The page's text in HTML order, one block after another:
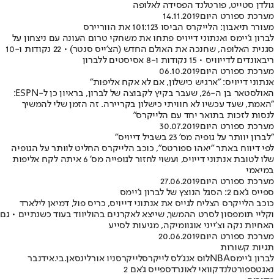
גולדן סטייט, פורטלנד הפסידה לאלופה
מערכת ספורט היום14.11.2019
מעורר תיאבון: הלייקרס הביסו 101:123 את הווריירס
לברון ג'יימס ואנתוני דייויס פתחו את משחקי טרום העונה עם ניצחון על
סגנית האלופה, שחנכה את האולם החדש (הצ'ייס סנטר) • 22 נקודות ו-10
ריבאונדים לדייוויס • 15 נקודות ו-8 אסיסטים ללברון
מערכת ספורט היום06.10.2019
אנתוני דייויס: "ארגיש כישלון, אם לא אקח אליפות"
האולסטאר בן ה-26, שעבר בקיץ לקבוצה של לברון, בראיון כן ל-ESPN:
"האמת, שעד עכשיו לא חוויתי כישלון בקריירה. זה הזמן שלי להמשיך
לנסות לזכות בתואר יחד עם הלייקרס"
מערכת ספורט היום30.07.2019
"לברון יוותר על גופיה מס' 23 בשביל דייויס"
לפי דיווח באתר "יאהו ספורטס", כוכב הלייקרס החליט לוותר על הגופיה
שלו לטובת אנתוני דייויס, ועשוי לחזור לגופייה מס' 6 איתה לקח אליפות
במיאמי
מערכת ספורט היום27.06.2019
ספייס ג'אם 2: הסגל הנוצץ של לברון ג'יימס
כוכב הלייקרס הצליח לגייס את אנתוני דייויס, כריס פול, דמיאן לילארד
וקליי תומפסון לסרט ההמשך, שייצא לאקרנים בהוליווד בעוד כשנתיים • גם
האחיות נקה וצ׳ייני אוגוומיקה, מגיעות לסייע
מערכת ספורט היום20.06.2019
תגיות קשורות
לברון ג'יימסNBAלוס אנג'לס לייקרסלייקרסניו אורלינסאן.בי.אידנבר
נאגטספורטלנדקוואי לאונרדספייס ג'אם 2